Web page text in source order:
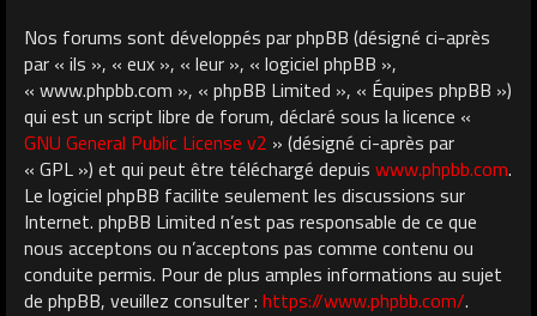
Nos forums sont développés par phpBB (désigné ci-après
par « ils », « eux », « leur », « logiciel phpBB »,
« www.phpbb.com », « phpBB Limited », « Équipes phpBB »)
qui est un script libre de forum, déclaré sous la licence «
GNU General Public License v2 » (désigné ci-après par
« GPL ») et qui peut être téléchargé depuis www.phpbb.com.
Le logiciel phpBB facilite seulement les discussions sur
Internet. phpBB Limited n’est pas responsable de ce que
nous acceptons ou n’acceptons pas comme contenu ou
conduite permis. Pour de plus amples informations au sujet
de phpBB, veuillez consulter : https://www.phpbb.com/.